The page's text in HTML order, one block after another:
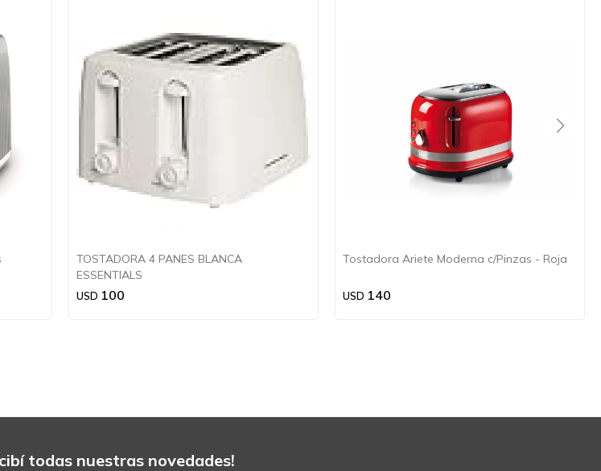
TOSTADORA 4 PANES BLANCA
ESSENTIALS
USD 100
Tostadora Ariete Moderna c/Pinzas - Roja
USD 140
todas nuestras novedades!